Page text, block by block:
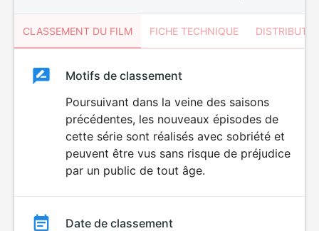
CLASSEMENT DU FILM FICHE TECHNIQUE
ClassementClassement
Motifs de classement
Poursuivant dans la veine des saisons
précédentes, les nouveaux épisodes de
cette série sont réalisés avec sobriété et
peuvent être vus sans risque de préjudice
par un public de tout âge.
Date de classement